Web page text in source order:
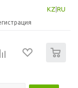
KZ RU